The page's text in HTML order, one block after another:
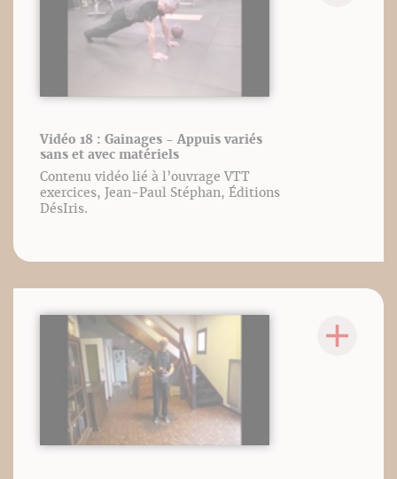
Vidéo 18 : Gainages - Appuis variés
sans et avec matériels
Contenu vidéo lié à l’ouvrage VTT
exercices, Jean-Paul Stéphan, Éditions
DésIris.